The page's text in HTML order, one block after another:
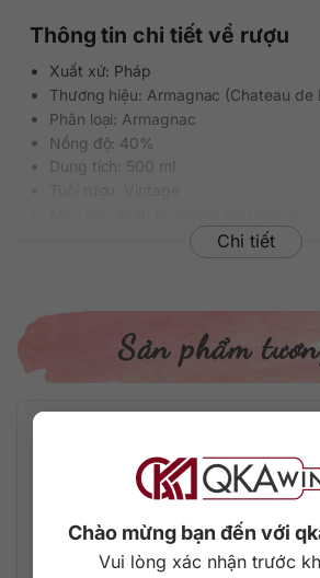
Chào mừng bạn đến với
Vui lòng xác nhận trước
Thông tin chi tiết về rượu
Xuất xứ: Pháp
Thương hiệu: Armagnac (Chateau de
Phân loại: Armagnac
Nồng độ: 40%
Dung tích: 500 ml
Cách thưởng thức: Uống nguyên
Mô tả hương vị rượu
Hương thơm mãnh liệt của trái cây, đặc
ngọt ngào. Vị rượu đậm đà, hài hòa với
Chi tiết
Sản phẩm